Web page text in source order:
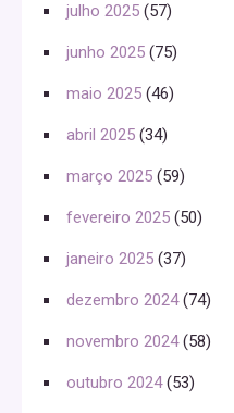
julho 2025 (57)
junho 2025 (75)
maio 2025 (46)
abril 2025 (34)
março 2025 (59)
fevereiro 2025 (50)
janeiro 2025 (37)
dezembro 2024(74)
novembro 2024(58)
outubro 2024(53)